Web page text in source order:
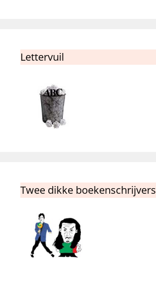
Lettervuil
Twee dikke boekenschrijvers